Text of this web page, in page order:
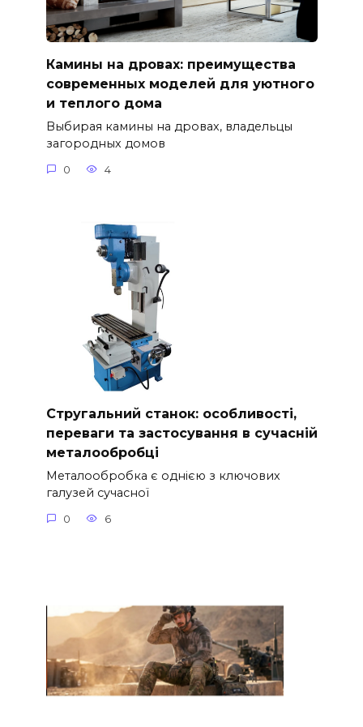
Камины на дровах: преимущества
современных моделей для уютного
и теплого дома
Выбирая камины на дровах, владельцы
загородных домов
0 4
Стругальний станок: особливості,
переваги та застосування в сучасній
металообробці
Металообробка є однією з ключових
галузей сучасної
0 6